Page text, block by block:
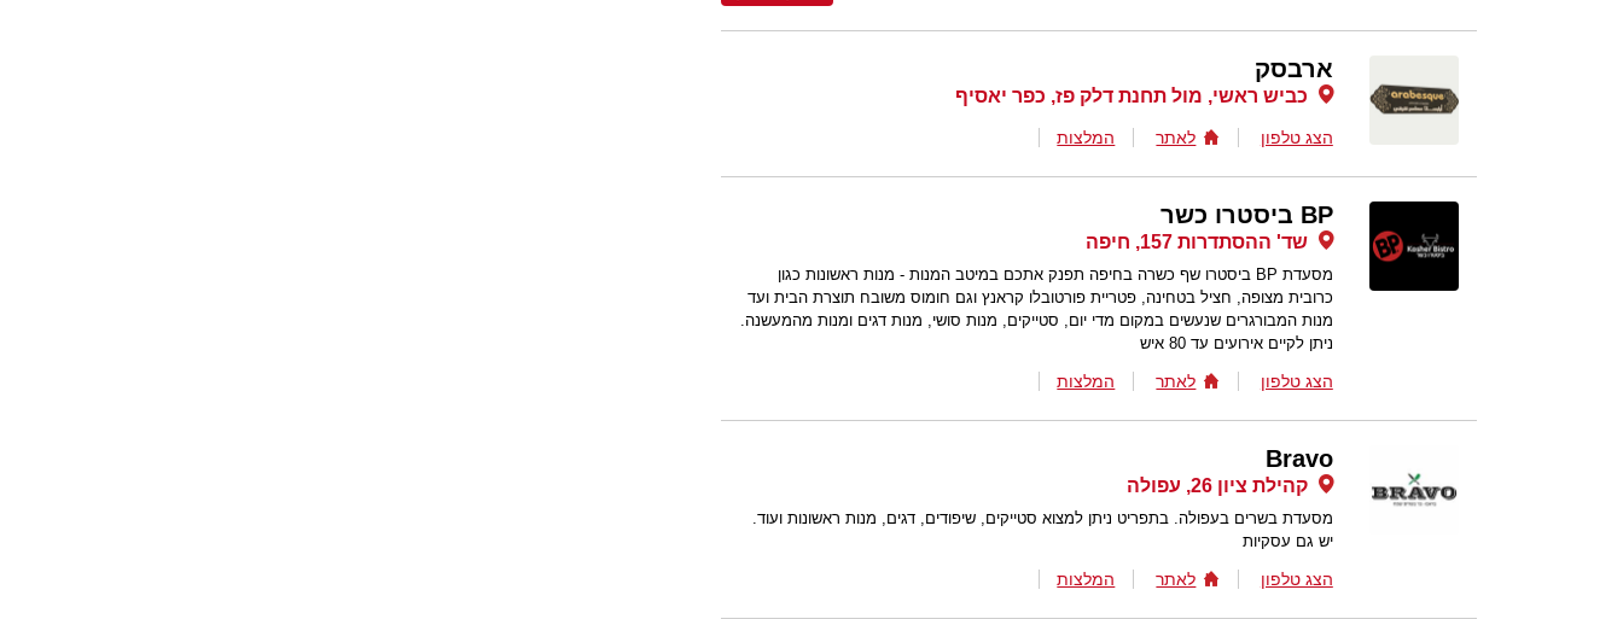
ארבסק
כביש ראשי, מול תחנת דלק פז, כפר יאסיף
הצג טלפון לאתר המלצות
BP ביסטרו כשר
שד' ההסתדרות 157, חיפה
מסעדת BP ביסטרו שף כשרה בחיפה תפנק אתכם במיטב המנות - מנות ראשונות כגון
כרובית מצופה, חציל בטחינה, פטריית פורטובלו קראנץ וגם חומוס משובח תוצרת הבית ועד
מנות המבורגרים שנעשים במקום מדי יום, סטייקים, מנות סושי, מנות דגים ומנות מהמעשנה.
ניתן לקיים אירועים עד 80 איש
הצג טלפון לאתר המלצות
Bravo
קהילת ציון 26, עפולה
מסעדת בשרים בעפולה. בתפריט ניתן למצוא סטייקים, שיפודים, דגים, מנות ראשונות ועוד.
יש גם עסקיות
הצג טלפון לאתר המלצות